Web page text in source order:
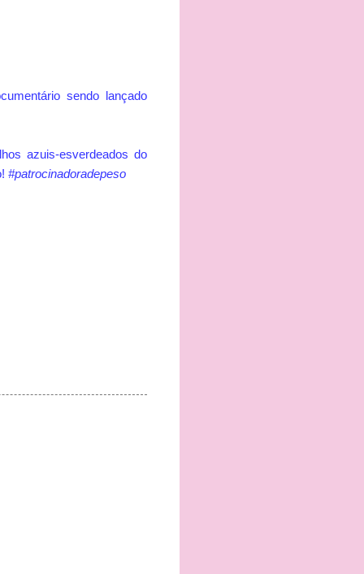
sendo lançado
azuis-esverdeados do
#patrocinadoradepeso